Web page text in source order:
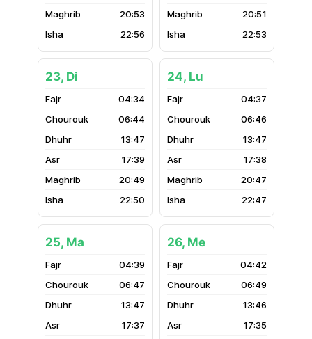
20:53
22:56
20:51
22:53
23, Di
04:34
06:44
13:47
17:39
20:49
22:50
24, Lu
04:37
06:46
13:47
17:38
20:47
22:47
25, Ma
04:39
06:47
13:47
17:37
26, Me
04:42
06:49
13:46
17:35